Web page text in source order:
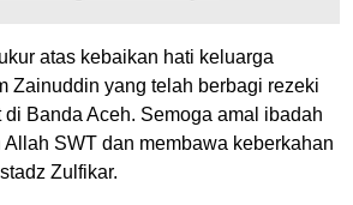
atas kebaikan hati keluarga
Zainuddin yang telah berbagi rezeki
Banda Aceh. Semoga amal ibadah
SWT dan membawa keberkahan
Zulfikar.